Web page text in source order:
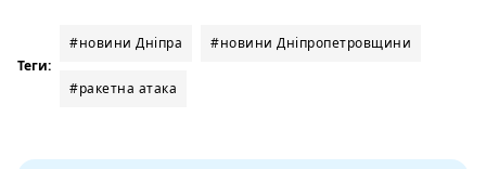
Теги:
#новини Дніпра #новини Дніпропетровщини
#ракетна атака